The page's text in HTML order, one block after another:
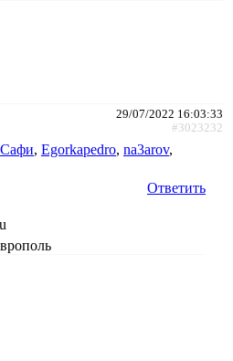
29/07/2022 16:03:33
#3023232
Сафи, Egorkapedro, na3arov,
Ответить